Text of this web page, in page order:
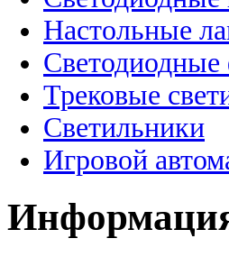
Настольные
Трековые
Светильники
Игровой